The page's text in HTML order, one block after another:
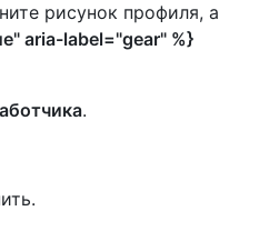
рисунок профиля, а
aria-label="gear" %}
.